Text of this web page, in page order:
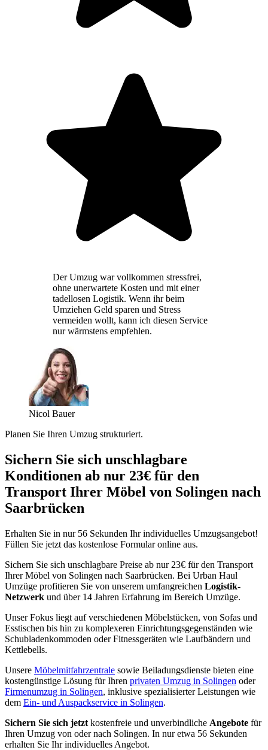
Der Umzug war vollkommen stressfrei,
ohne unerwartete Kosten und mit einer
tadellosen Logistik. Wenn ihr beim
Umziehen Geld sparen und Stress
vermeiden wollt, kann ich diesen Service
nur wärmstens empfehlen.
Nicol Bauer
Planen Sie Ihren Umzug strukturiert.
Sichern Sie sich unschlagbare
Konditionen ab nur 23€ für den
Transport Ihrer Möbel von Solingen nach
Saarbrücken
Erhalten Sie in nur 56 Sekunden Ihr individuelles Umzugsangebot!
Füllen Sie jetzt das kostenlose Formular online aus.
Sichern Sie sich unschlagbare Preise ab nur 23€ für den Transport
Ihrer Möbel von Solingen nach Saarbrücken. Bei Urban Haul
Umzüge profitieren Sie von unserem umfangreichen Logistik-
Netzwerk und über 14 Jahren Erfahrung im Bereich Umzüge.
Unser Fokus liegt auf verschiedenen Möbelstücken, von Sofas und
Esstischen bis hin zu komplexeren Einrichtungsgegenständen wie
Schubladenkommoden oder Fitnessgeräten wie Laufbändern und
Kettlebells.
Unsere Möbelmitfahrzentrale sowie Beiladungsdienste bieten eine
kostengünstige Lösung für Ihren privaten Umzug in Solingen oder
Firmenumzug in Solingen, inklusive spezialisierter Leistungen wie
dem Ein- und Auspackservice in Solingen.
Sichern Sie sich jetzt kostenfreie und unverbindliche Angebote für
Ihren Umzug von oder nach Solingen. In nur etwa 56 Sekunden
erhalten Sie Ihr individuelles Angebot.